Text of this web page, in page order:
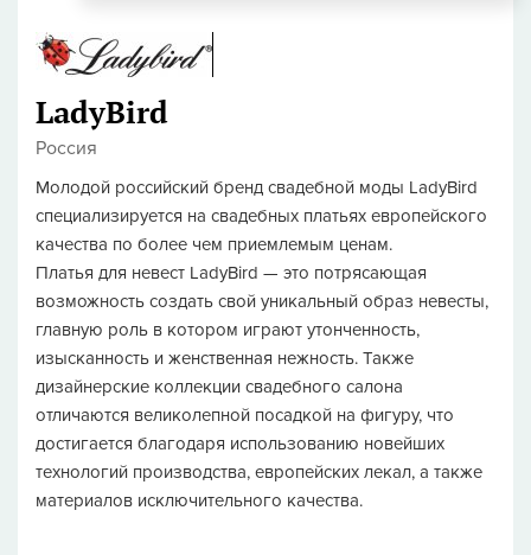
LadyBird
Россия
Молодой российский бренд свадебной моды LadyBird
специализируется на свадебных платьях европейского
качества по более чем приемлемым ценам.
Платья для невест LadyBird — это потрясающая
возможность создать свой уникальный образ невесты,
главную роль в котором играют утонченность,
изысканность и женственная нежность. Также
дизайнерские коллекции свадебного салона
отличаются великолепной посадкой на фигуру, что
достигается благодаря использованию новейших
технологий производства, европейских лекал, а также
материалов исключительного качества.